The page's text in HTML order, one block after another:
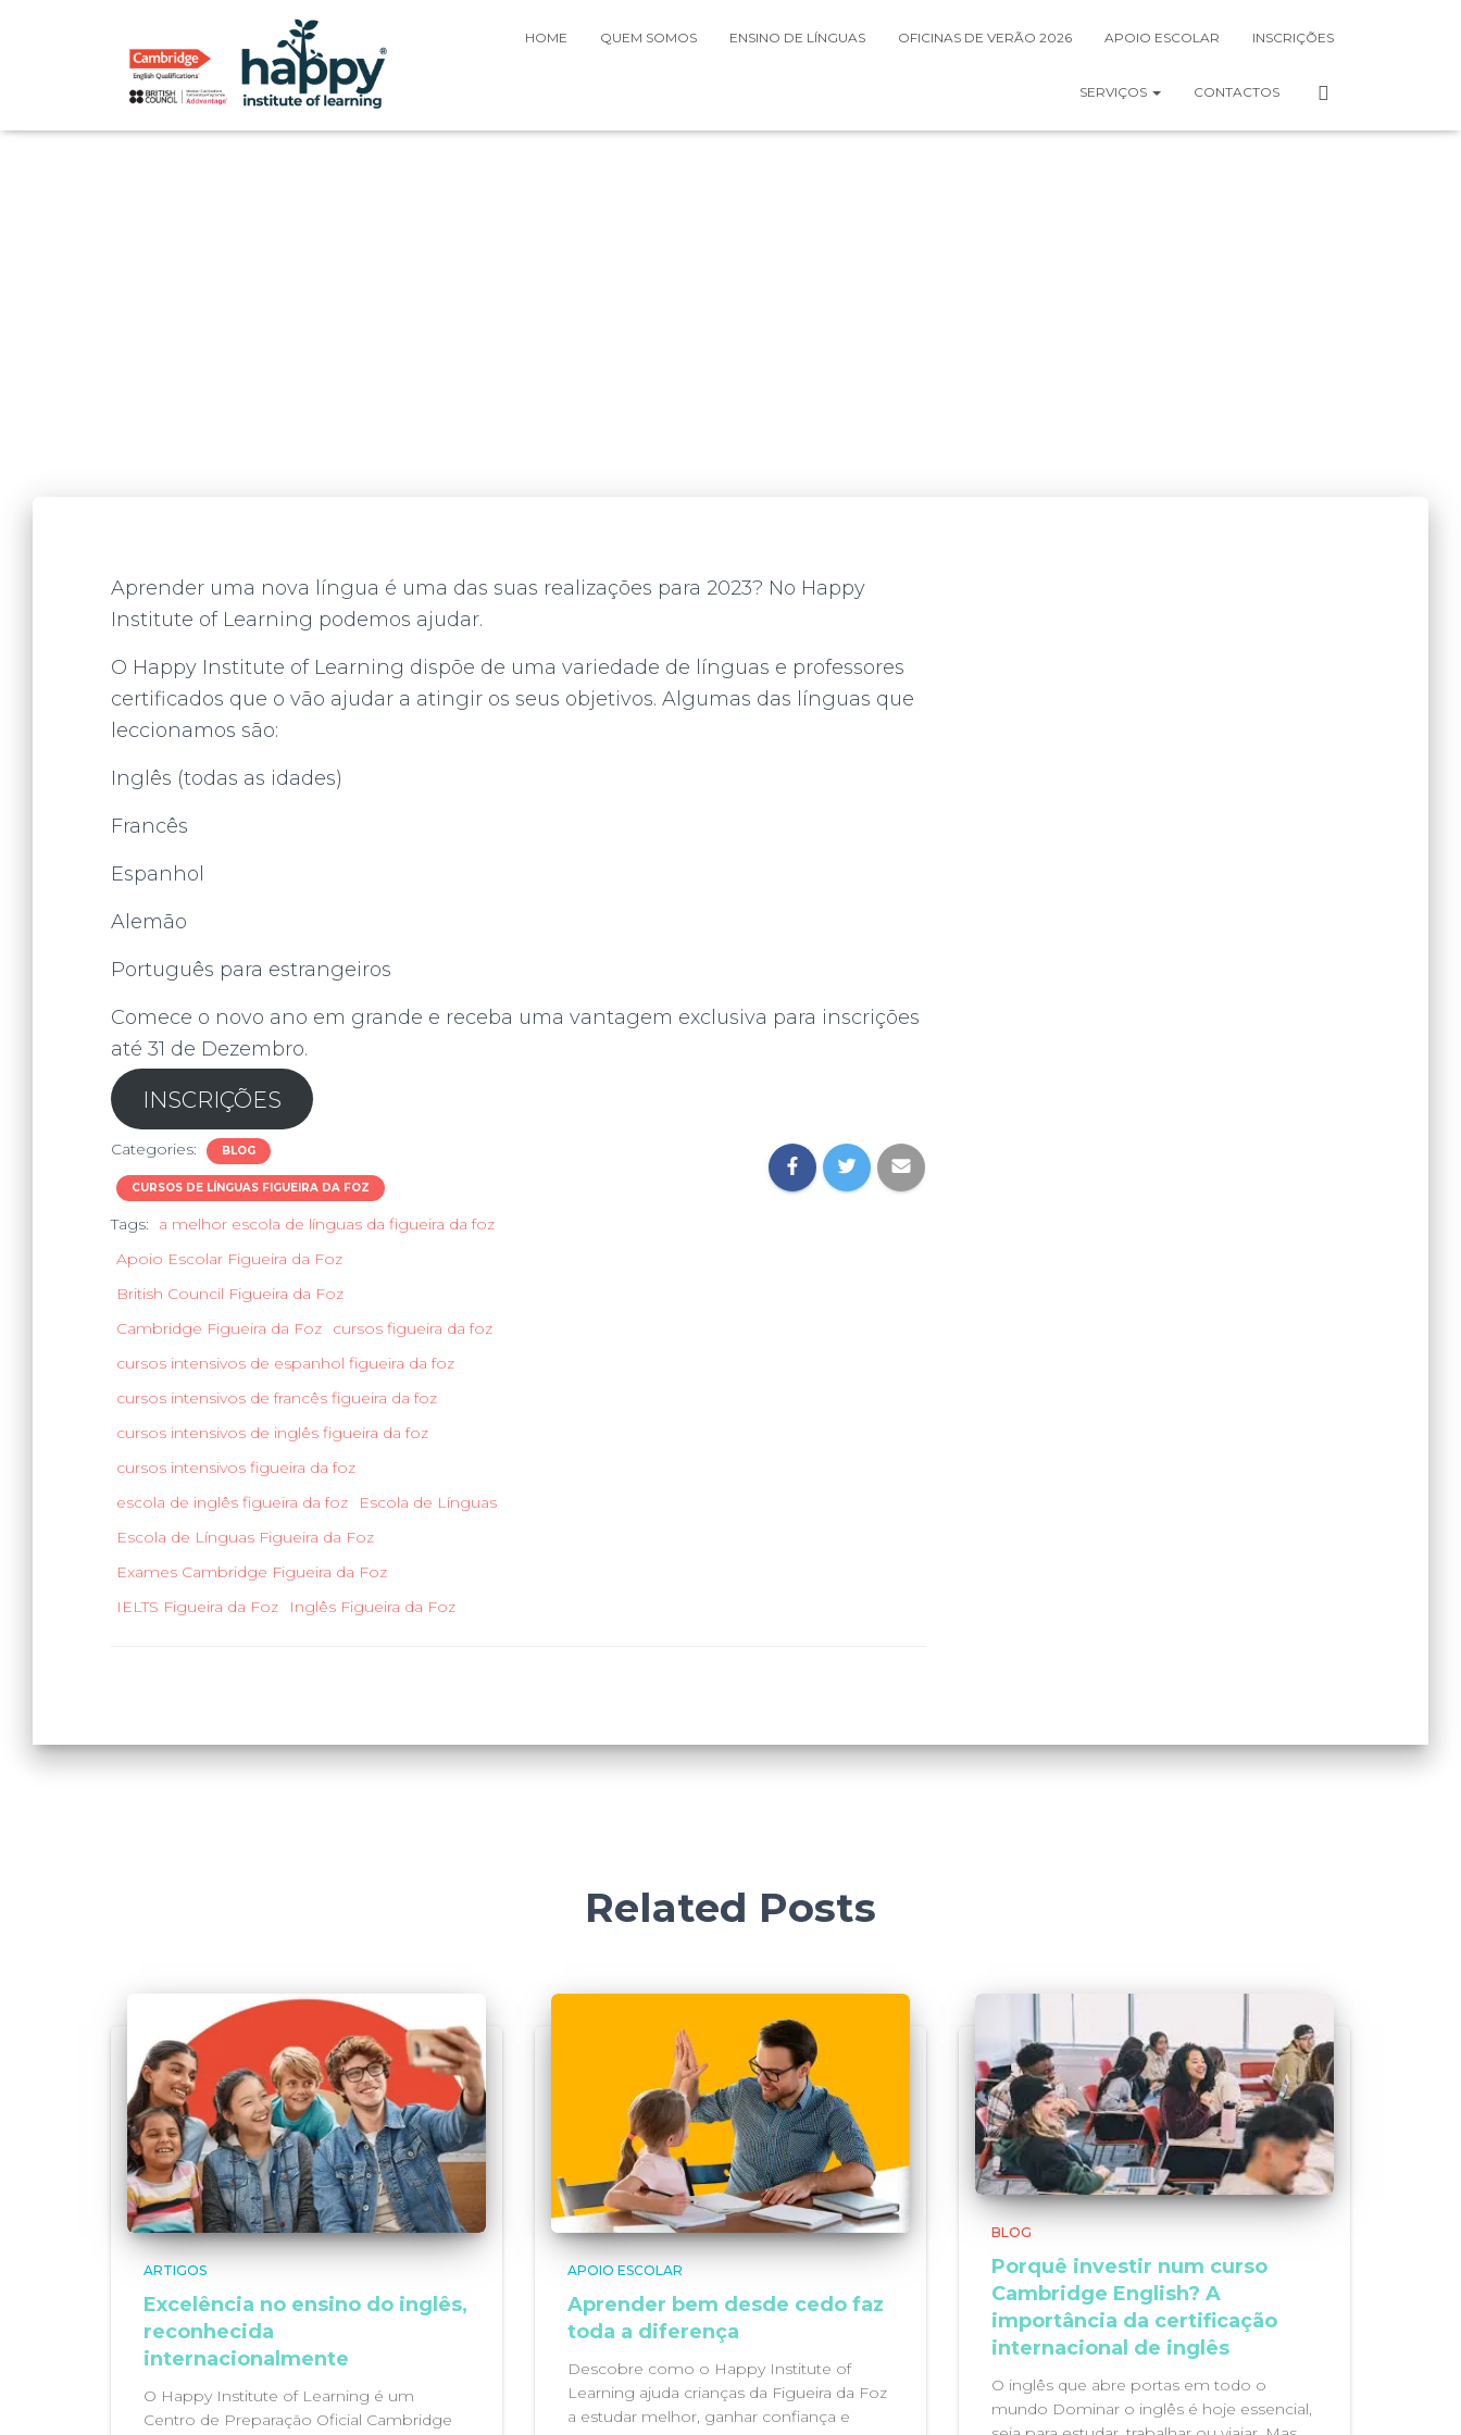
HOME QUEM SOMOS ENSINO DE LÍNGUAS OFICINAS DE VERÃO 2026 APOIO ESCOLAR INSCRIÇÕES
SERVIÇOS CONTACTOS
Aprender uma nova língua é uma das suas realizações para 2023? No Happy
Institute of Learning podemos ajudar.
O Happy Institute of Learning dispõe de uma variedade de línguas e professores
certificados que o vão ajudar a atingir os seus objetivos. Algumas das línguas que
leccionamos são:
Inglês (todas as idades)
Francês
Espanhol
Alemão
Português para estrangeiros
Comece o novo ano em grande e receba uma vantagem exclusiva para inscrições
até 31 de Dezembro.
INSCRIÇÕES
Categories: BLOG
CURSOS DE LÍNGUAS FIGUEIRA DA FOZ
Tags:
a melhor escola de línguas da figueira da foz
Apoio Escolar Figueira da Foz
British Council Figueira da Foz
Cambridge Figueira da Foz
cursos figueira da foz
cursos intensivos de espanhol figueira da foz
cursos intensivos de francês figueira da foz
cursos intensivos de inglês figueira da foz
cursos intensivos figueira da foz
escola de inglês figueira da foz
Escola de Línguas
Escola de Línguas Figueira da Foz
Exames Cambridge Figueira da Foz
IELTS Figueira da Foz
Inglês Figueira da Foz
Related Posts
ARTIGOS
Excelência no ensino do inglês,
reconhecida
internacionalmente
O Happy Institute of Learning é um
Centro de Preparação Oficial Cambridge
APOIO ESCOLAR
Aprender bem desde cedo faz
toda a diferença
Descobre como o Happy Institute of
Learning ajuda crianças da Figueira da Foz
a estudar melhor, ganhar confiança e
BLOG
Porquê investir num curso
Cambridge English? A
importância da certificação
internacional de inglês
O inglês que abre portas em todo o
mundo Dominar o inglês é hoje essencial,